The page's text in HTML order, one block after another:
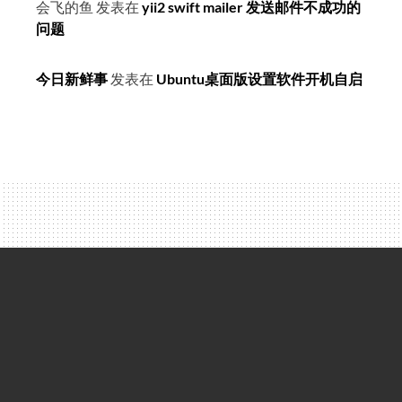
会飞的鱼 发表在 yii2 swift mailer 发送邮件不成功的
问题
今日新鲜事 发表在 Ubuntu桌面版设置软件开机自启